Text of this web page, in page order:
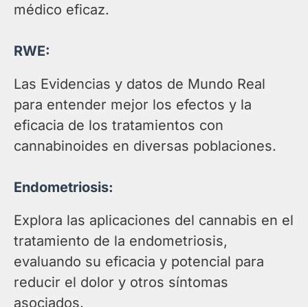
médico eficaz.
RWE:
Las Evidencias y datos de Mundo Real
para entender mejor los efectos y la
eficacia de los tratamientos con
cannabinoides en diversas poblaciones.
Endometriosis:
Explora las aplicaciones del cannabis en el
tratamiento de la endometriosis,
evaluando su eficacia y potencial para
reducir el dolor y otros síntomas
asociados.